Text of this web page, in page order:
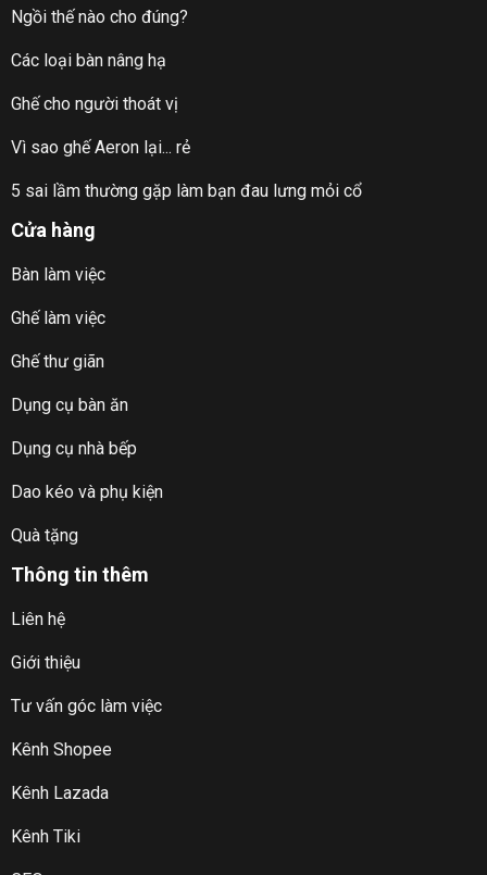
Ngồi thế nào cho đúng?
Các loại bàn nâng hạ
Ghế cho người thoát vị
Vì sao ghế Aeron lại... rẻ
5 sai lầm thường gặp làm bạn đau lưng mỏi cổ
Cửa hàng
Bàn làm việc
Ghế làm việc
Ghế thư giãn
Dụng cụ bàn ăn
Dụng cụ nhà bếp
Dao kéo và phụ kiện
Quà tặng
Thông tin thêm
Liên hệ
Giới thiệu
Tư vấn góc làm việc
Kênh Shopee
Kênh Lazada
Kênh Tiki